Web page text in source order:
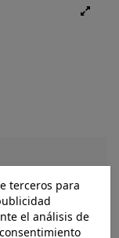
terceros para
el análisis de